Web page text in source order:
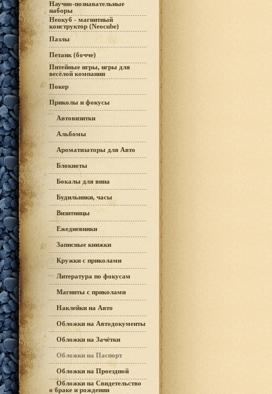
Научно-познавательные
наборы
Неокуб - магнитный
конструктор (Neocube)
Пазлы
Петанк (бочче)
Питейные игры, игры для
весёлой компании
Покер
Приколы и фокусы
Автовизитки
Альбомы
Ароматизаторы для Авто
Блокноты
Бокалы для вина
Будильники, часы
Визитницы
Ежедневники
Записные книжки
Кружки с приколами
Литература по фокусам
Магниты с приколами
Наклейки на Авто
Обложки на Автодокументы
Обложки на Зачётки
Обложки на Паспорт
Обложки на Проездной
Обложки на Свидетельство
о браке и рождении